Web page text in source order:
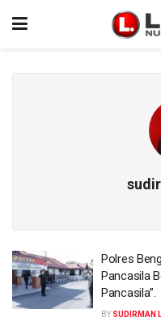
Polres
Pancasila
Pancasila”.
BY SUDIRMAN